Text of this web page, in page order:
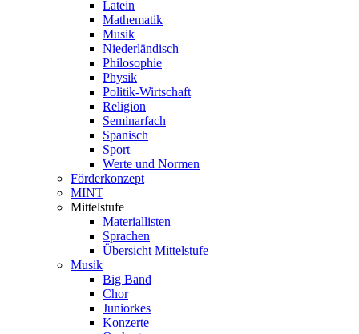
Latein
Mathematik
Musik
Niederländisch
Philosophie
Physik
Politik-Wirtschaft
Religion
Seminarfach
Spanisch
Sport
Werte und Normen
Förderkonzept
MINT
Mittelstufe
Materiallisten
Sprachen
Übersicht Mittelstufe
Musik
Big Band
Chor
Juniorkes
Konzerte